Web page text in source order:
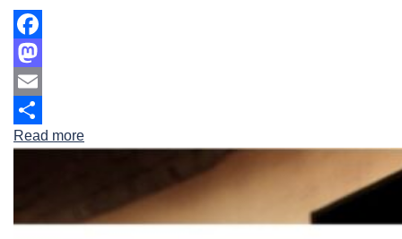
Facebook
Mastodon
Email
Share
Read more